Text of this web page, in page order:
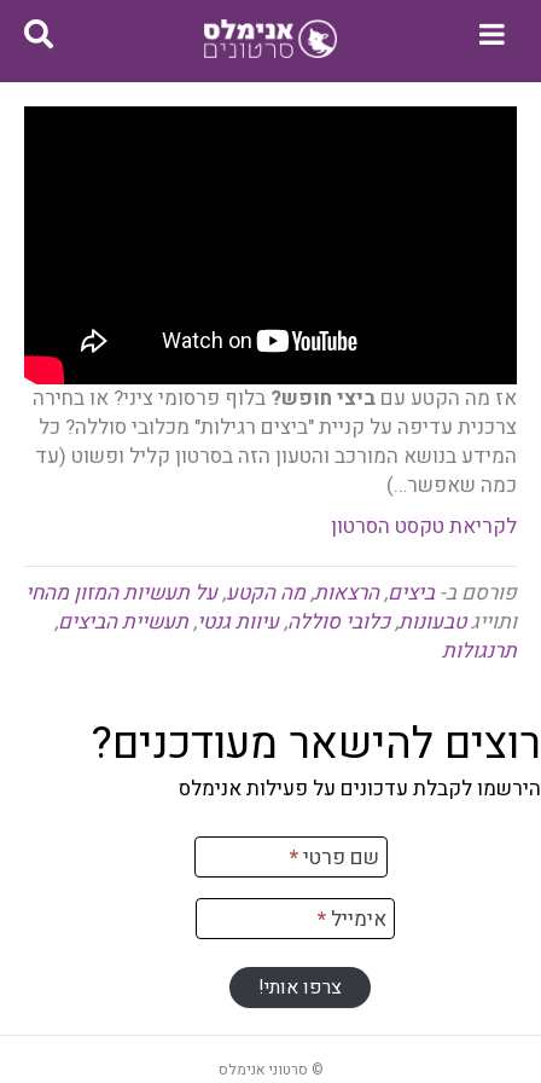
אז מה הקטע עם ביצי חופש? בלוף פרסומי ציני? או בחירה
צרכנית עדיפה על קניית "ביצים רגילות" מכלובי סוללה? כל
המידע בנושא המורכב והטעון הזה בסרטון קליל ופשוט (עד
כמה שאפשר…)
לקריאת טקסט הסרטון
פורסם ב- ביצים,הרצאות,מה הקטע,על תעשיות המזון מהחי
ותוייגטבעונות,כלובי סוללה,עיוות גנטי,תעשיית הביצים,
תרנגולות
רוצים להישאר מעודכנים?
הירשמו לקבלת עדכונים על פעילות אנימלס
שם פרטי*
אימייל *
צרפו אותי!
© סרטוני אנימלס